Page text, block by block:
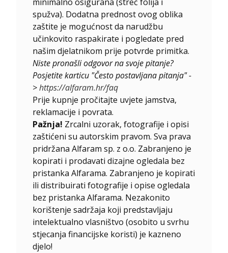
spužva). Dodatna prednost ovog oblika
zaštite je mogućnost da narudžbu
učinkovito raspakirate i pogledate pred
našim djelatnikom prije potvrde primitka.
Niste pronašli odgovor na svoje pitanje?
Posjetite karticu "Često postavljana pitanja" -
>https://alfaram.hr/faq
Prije kupnje pročitajte uvjete jamstva,
reklamacije i povrata.
Pažnja! Zrcalni uzorak, fotografije i opisi
zaštićeni su autorskim pravom. Sva prava
pridržana Alfaram sp. z o.o. Zabranjeno je
kopirati i prodavati dizajne ogledala bez
pristanka Alfarama. Zabranjeno je kopirati
ili distribuirati fotografije i opise ogledala
bez pristanka Alfarama. Nezakonito
korištenje sadržaja koji predstavljaju
intelektualno vlasništvo (osobito u svrhu
stjecanja financijske koristi) je kazneno
djelo!